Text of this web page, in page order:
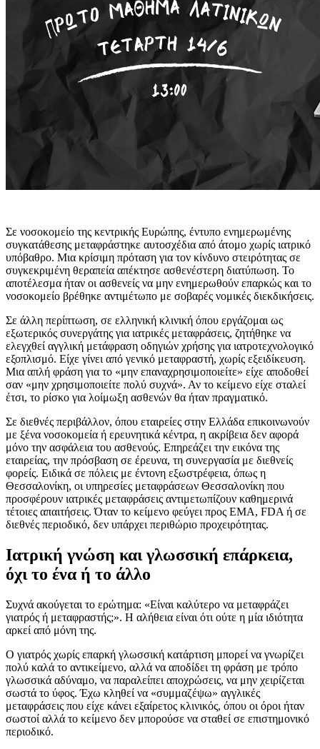
Σε νοσοκομείο της κεντρικής Ευρώπης, έντυπο ενημερωμένης
συγκατάθεσης μεταφράστηκε αυτοσχέδια από άτομο χωρίς ιατρικό
υπόβαθρο. Μια κρίσιμη πρόταση για τον κίνδυνο στειρότητας σε
συγκεκριμένη θεραπεία απέκτησε ασθενέστερη διατύπωση. Το
αποτέλεσμα ήταν οι ασθενείς να μην ενημερωθούν επαρκώς και το
νοσοκομείο βρέθηκε αντιμέτωπο με σοβαρές νομικές διεκδικήσεις.
Σε άλλη περίπτωση, σε ελληνική κλινική όπου εργάζομαι ως
εξωτερικός συνεργάτης για ιατρικές μεταφράσεις, ζητήθηκε να
ελεγχθεί αγγλική μετάφραση οδηγιών χρήσης για ιατροτεχνολογικό
εξοπλισμό. Είχε γίνει από γενικό μεταφραστή, χωρίς εξειδίκευση.
Μια απλή φράση για το «μην επαναχρησιμοποιείτε» είχε αποδοθεί
σαν «μην χρησιμοποιείτε πολύ συχνά». Αν το κείμενο είχε σταλεί
έτσι, το ρίσκο για λοίμωξη ασθενών θα ήταν πραγματικό.
Σε διεθνές περιβάλλον, όπου εταιρείες στην Ελλάδα επικοινωνούν
με ξένα νοσοκομεία ή ερευνητικά κέντρα, η ακρίβεια δεν αφορά
μόνο την ασφάλεια του ασθενούς. Επηρεάζει την εικόνα της
εταιρείας, την πρόσβαση σε έρευνα, τη συνεργασία με διεθνείς
φορείς. Ειδικά σε πόλεις με έντονη εξωστρέφεια, όπως η
Θεσσαλονίκη, οι υπηρεσίες μεταφράσεων Θεσσαλονίκη που
προσφέρουν ιατρικές μεταφράσεις αντιμετωπίζουν καθημερινά
τέτοιες απαιτήσεις. Όταν το κείμενο φεύγει προς EMA, FDA ή σε
διεθνές περιοδικό, δεν υπάρχει περιθώριο προχειρότητας.
Ιατρική γνώση και γλωσσική επάρκεια,
όχι το ένα ή το άλλο
Συχνά ακούγεται το ερώτημα: «Είναι καλύτερο να μεταφράζει
γιατρός ή μεταφραστής;». Η αλήθεια είναι ότι ούτε η μία ιδιότητα
αρκεί από μόνη της.
Ο γιατρός χωρίς επαρκή γλωσσική κατάρτιση μπορεί να γνωρίζει
πολύ καλά το αντικείμενο, αλλά να αποδίδει τη φράση με τρόπο
γλωσσικά αδύναμο, να παραλείπει αποχρώσεις, να μην χειρίζεται
σωστά το ύφος. Έχω κληθεί να «συμμαζέψω» αγγλικές
μεταφράσεις που είχε κάνει εξαίρετος κλινικός, όπου οι όροι ήταν
σωστοί αλλά το κείμενο δεν μπορούσε να σταθεί σε επιστημονικό
περιοδικό.